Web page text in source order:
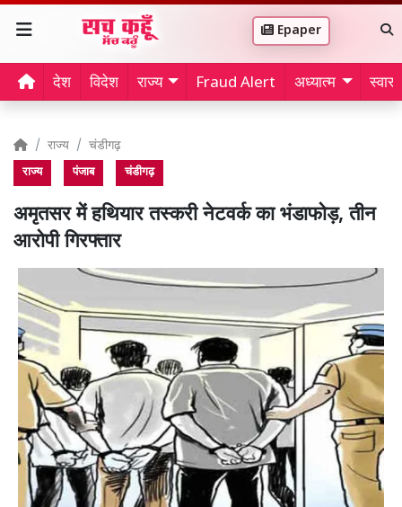
Epaper
देश विदेश राज्य Fraud Alert अध्यात्म
राज्य चंडीगढ़
राज्य पंजाब चंडीगढ़
अमृतसर में हथियार तस्करी नेटवर्क का भंडाफोड़, तीन
आरोपी गिरफ्तार